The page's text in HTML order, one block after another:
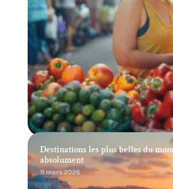
Destinations les plus belles du
absolument
11 mars 2026